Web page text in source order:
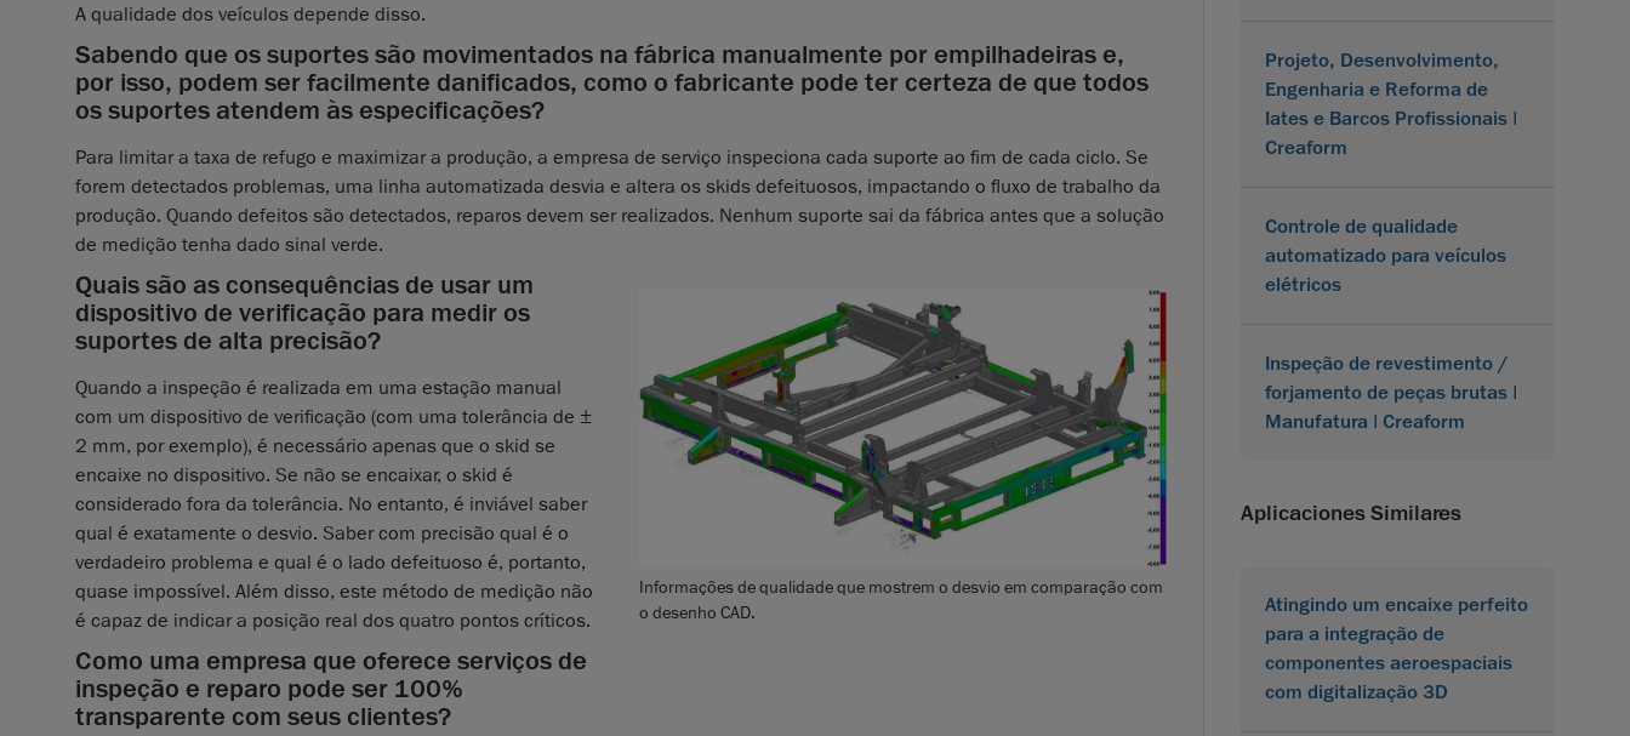
A qualidade dos veículos depende disso.
Sabendo que os suportes são movimentados na fábrica manualmente por empilhadeiras e,
por isso, podem ser facilmente danificados, como o fabricante pode ter certeza de que todos
os suportes atendem às especificações?
Para limitar a taxa de refugo e maximizar a produção, a empresa de serviço inspeciona cada suporte ao fim de cada ciclo. Se
forem detectados problemas, uma linha automatizada desvia e altera os skids defeituosos, impactando o fluxo de trabalho da
produção. Quando defeitos são detectados, reparos devem ser realizados. Nenhum suporte sai da fábrica antes que a solução
de medição tenha dado sinal verde.
Quais são as consequências de usar um
dispositivo de verificação para medir os
suportes de alta precisão?
Quando a inspeção é realizada em uma estação manual
com um dispositivo de verificação (com uma tolerância de ±
2 mm, por exemplo), é necessário apenas que o skid se
encaixe no dispositivo. Se não se encaixar, o skid é
considerado fora da tolerância. No entanto, é inviável saber
qual é exatamente o desvio. Saber com precisão qual é o
verdadeiro problema e qual é o lado defeituoso é, portanto,
quase impossível. Além disso, este método de medição não
é capaz de indicar a posição real dos quatro pontos críticos.
Como uma empresa que oferece serviços de
inspeção e reparo pode ser 100%
transparente com seus clientes?
Informações de qualidade que mostrem o desvio em comparação com
o desenho CAD.
Projeto, Desenvolvimento,
Engenharia e Reforma de
Iates e Barcos Profissionais |
Creaform
Controle de qualidade
automatizado para veículos
elétricos
Inspeção de revestimento /
forjamento de peças brutas |
Manufatura | Creaform
Aplicaciones Similares
Atingindo um encaixe perfeito
para a integração de
componentes aeroespaciais
com digitalização 3D